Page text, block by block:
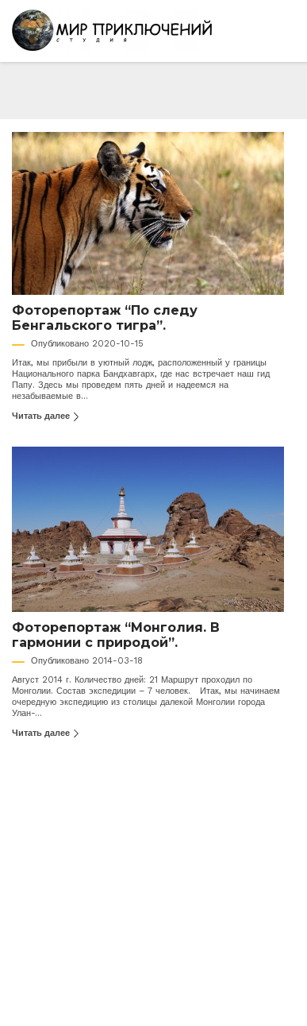
Фоторепортаж “По следу
Бенгальского тигра”.
Опубликовано 2020-10-15
Итак, мы прибыли в уютный лодж, расположенный у границы
Национального парка Бандхавгарх, где нас встречает наш гид
Папу. Здесь мы проведем пять дней и надеемся на
незабываемые в...
Читать далее
Фоторепортаж “Монголия. В
гармонии с природой”.
Опубликовано 2014-03-18
Август 2014 г. Количество дней: 21 Маршрут проходил по
Монголии. Состав экспедиции – 7 человек. Итак, мы начинаем
очередную экспедицию из столицы далекой Монголии города
Улан-...
Читать далее